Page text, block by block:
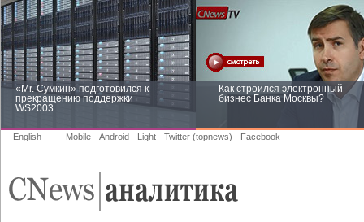
«Mr. Сумкин» подготовился к
прекращению поддержки
WS2003
Как строился электронный
бизнес Банка Москвы?
English Mobile Android Light Twitter (topnews) Facebook